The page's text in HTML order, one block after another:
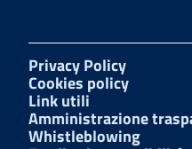
Privacy Policy
Cookies policy
Link utili
Amministrazione
Whistleblowing